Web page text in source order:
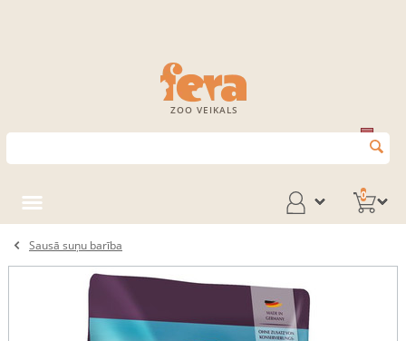
ZOO VEIKALS
0
Sausā suņu barība